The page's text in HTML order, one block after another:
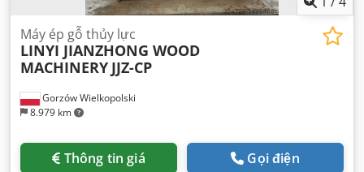
Gorzów Wielkopolski
8.979 km
Máy ép gỗ thủy lực
LINYI JIANZHONG WOOD
MACHINERY JJZ-CP
Thông tin giá Gọi điện